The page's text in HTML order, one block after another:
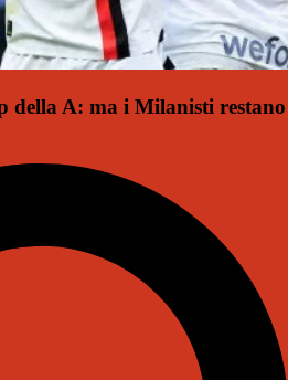
della A: ma i Milanisti restano